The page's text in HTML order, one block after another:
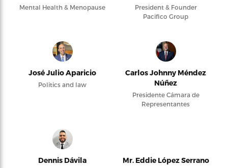
Mental Health & Menopause
President & Founder
Pacifico Group
José Julio Aparicio
Politics and law
Carlos Johnny Méndez
Núñez
Presidente Cámara de
Representantes
Dennis Dávila Mr. Eddie López Serrano